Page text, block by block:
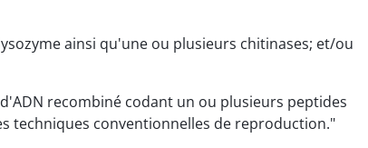
ainsi qu'une ou plusieurs chitinases; et/ou
recombiné codant un ou plusieurs peptides
techniques conventionnelles de reproduction."